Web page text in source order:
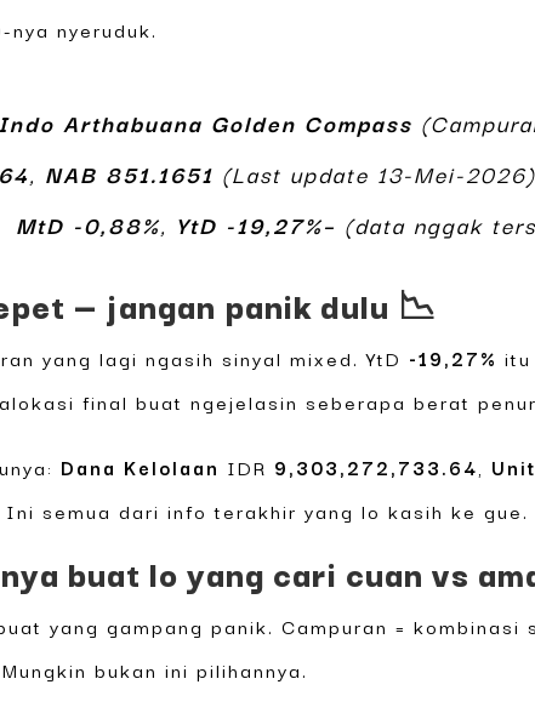
nyeruduk.
Indo Arthabuana Golden Compass
, NAB 851.1651 (Last update 13-Mei-
MtD -0,88%, YtD -19,27%– (data nggak
— jangan panik dulu 📉
yang lagi ngasih sinyal mixed. YtD -19,27%
final buat ngejelasin seberapa berat
Dana Kelolaan IDR 9,303,272,733.64,
semua dari info terakhir yang lo kasih ke gue.
buat lo yang cari cuan vs
yang gampang panik. Campuran =
bukan ini pilihannya.